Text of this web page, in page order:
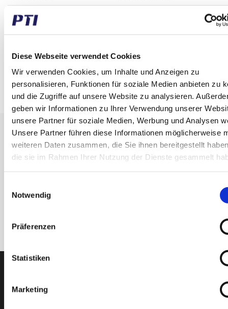
Diese Webseite verwendet Cookies
Wir verwenden Cookies, um Inhalte und Anzeigen zu
personalisieren, Funktionen für soziale Medien anbieten zu
und die Zugriffe auf unsere Website zu analysieren.
geben wir Informationen zu Ihrer Verwendung unserer
unsere Partner für soziale Medien, Werbung und Analysen
Unsere Partner führen diese Informationen möglicherweise
weiteren Daten zusammen, die Sie ihnen bereitgestellt
die sie im Rahmen Ihrer Nutzung der Dienste gesammelt
Notwendig
Präferenzen
Statistiken
Marketing
Innen Durchmesser (mm)
Aussen Durchmesser (mm) 21,00
Breite (mm) 16,00
Sinterbronze
Erhalten Sie unseren Newsletter
Newsletter - max. 2 mal jährlich
Lager & Transmissionen